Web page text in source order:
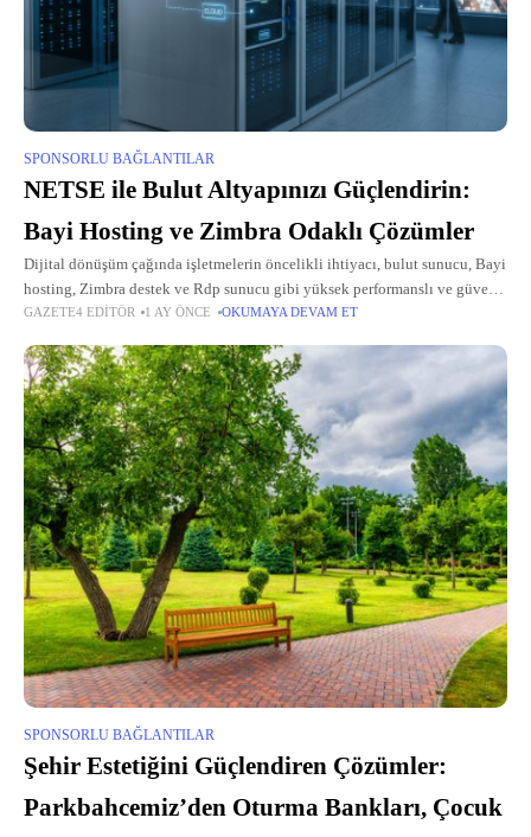
SPONSORLU BAĞLANTILAR
NETSE ile Bulut Altyapınızı Güçlendirin:
Bayi Hosting ve Zimbra Odaklı Çözümler
Dijital dönüşüm çağında işletmelerin öncelikli ihtiyacı, bulut sunucu, Bayi
hosting, Zimbra destek ve Rdp sunucu gibi yüksek performanslı ve güvenli
hizmetlerdir. Bu anahtar teknolojiler, veri barındırma, e-posta yönetimi ve
GAZETE4 EDITÖR 1 AY ÖNCE OKUMAYA DEVAM ET
SPONSORLU BAĞLANTILAR
Şehir Estetiğini Güçlendiren Çözümler:
Parkbahcemiz’den Oturma Bankları, Çocuk